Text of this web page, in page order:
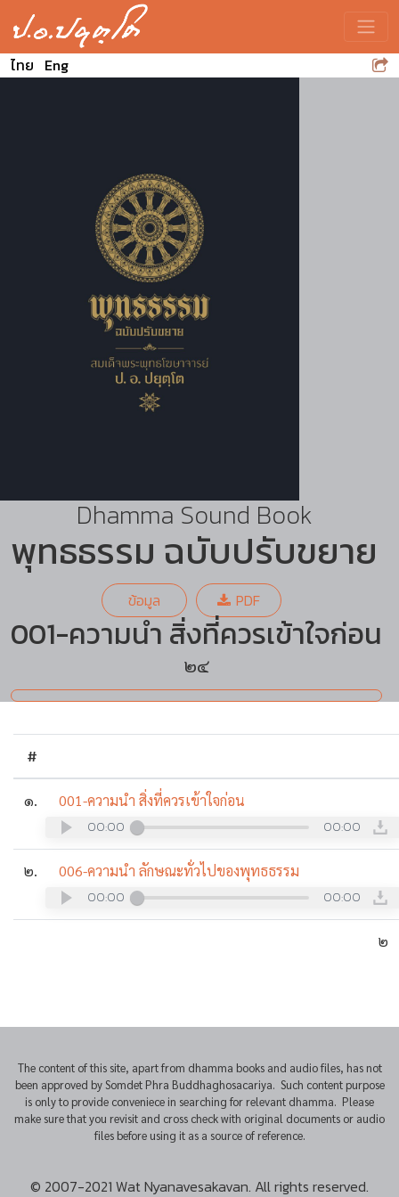
ไทย Eng
Dhamma Sound Book
พุทธธรรม ฉบับปรับขยาย
ข้อมูล PDF
001-ความนำ สิ่งที่ควรเข้าใจก่อน
๒๔
#
๑.
001-ความนำ สิ่งที่ควรเข้าใจก่อน
00:00
00:00
๒.
006-ความนำ ลักษณะทั่วไปของพุทธธรรม
00:00
00:00
๒
The content of this site, apart from dhamma books and audio files, has not
been approved by Somdet Phra Buddhaghosacariya. Such content purpose
is only to provide conveniece in searching for relevant dhamma. Please
make sure that you revisit and cross check with original documents or audio
files before using it as a source of reference.
© 2007-2021 Wat Nyanavesakavan. All rights reserved.